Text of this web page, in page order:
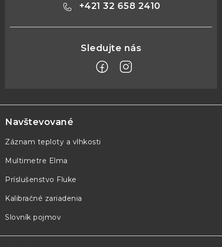
+421 32 658 2410
á
p
ä
e
Navštevované
Záznam teploty a vlhkosti
Multimetre Elma
Príslušenstvo Fluke
Kalibračné zariadenia
Slovník pojmov